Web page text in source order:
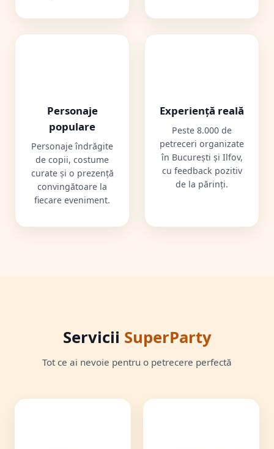
Personaje
populare
Personaje îndrăgite
de copii, costume
curate și o prezență
convingătoare la
fiecare eveniment.
Experiență reală
Peste 8.000 de
petreceri organizate
în București și Ilfov,
cu feedback pozitiv
de la părinți.
Servicii SuperParty
Tot ce ai nevoie pentru o petrecere perfectă